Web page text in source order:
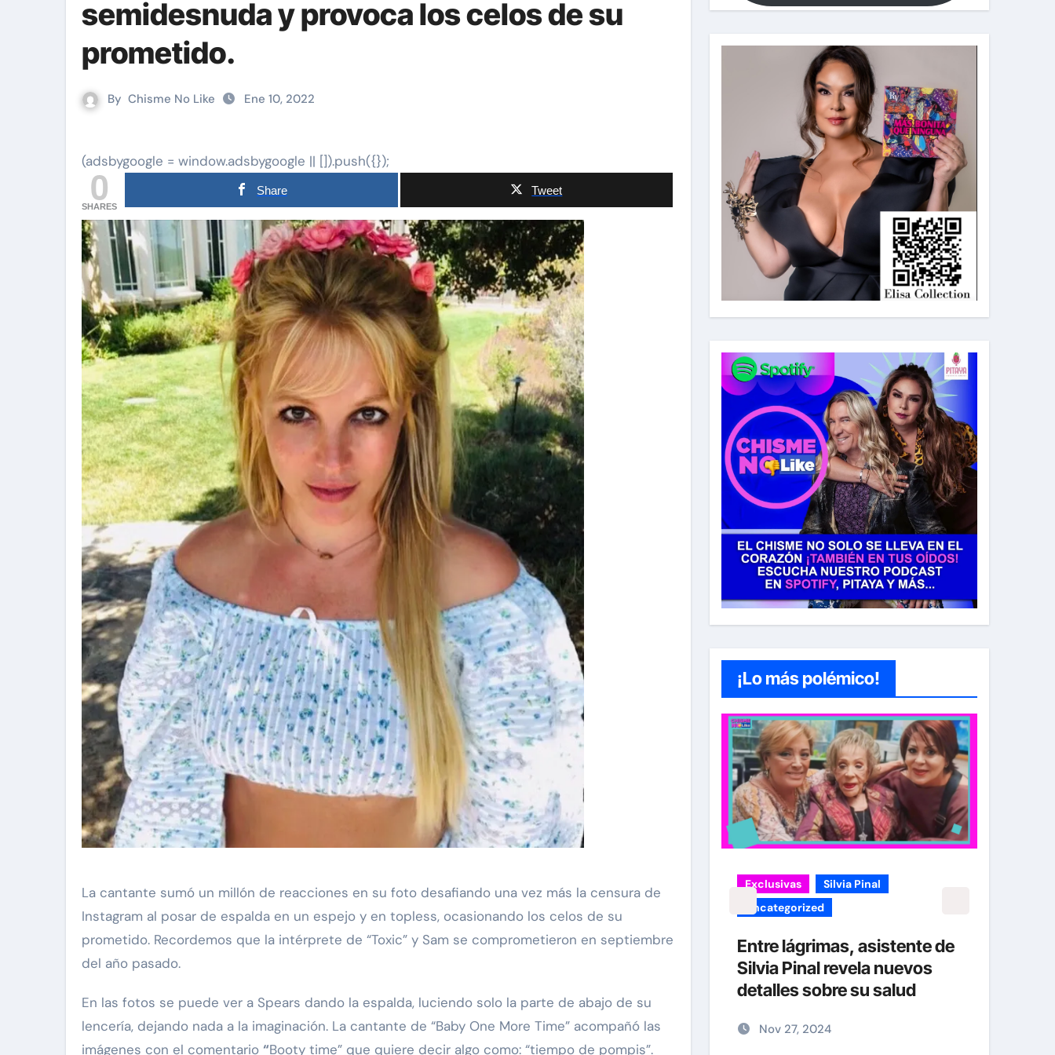
semidesnuda y provoca los celos de su
prometido.
By Chisme No Like Ene 10, 2022
(adsbygoogle = window.adsbygoogle || []).push({});
0
SHARES
Share Tweet
La cantante sumó un millón de reacciones en su foto desafiando una vez más la censura de
Instagram al posar de espalda en un espejo y en topless, ocasionando los celos de su
prometido. Recordemos que la intérprete de “Toxic” y Sam se comprometieron en septiembre
del año pasado.
En las fotos se puede ver a Spears dando la espalda, luciendo solo la parte de abajo de su
lencería, dejando nada a la imaginación. La cantante de “Baby One More Time” acompañó las
imágenes con el comentario “Booty time” que quiere decir algo como: “tiempo de pompis”.
¡Lo más polémico!
supuesto
de 13 años
Exclusivas Silvia Pinal
Enrique Guzmán visita a
Silvia Pinal en el hospital:
“Le gusta tanto la vida que
Nov 28, 2024
Exclusivas Silvia Pinal
Luis Enrique Guzmán se
sincera sobre situación de
Nov 28, 2024
Exclusivas
Silvia Pinal
Uncategorized
Entre lágrimas, asistente de
Silvia Pinal revela nuevos
detalles sobre su salud
Nov 27, 2024